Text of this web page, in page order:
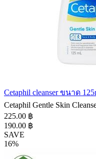
Cetaphil cleanser ขนาด
Cetaphil Gentle Skin
225.00 ฿
190.00 ฿
SAVE
16%